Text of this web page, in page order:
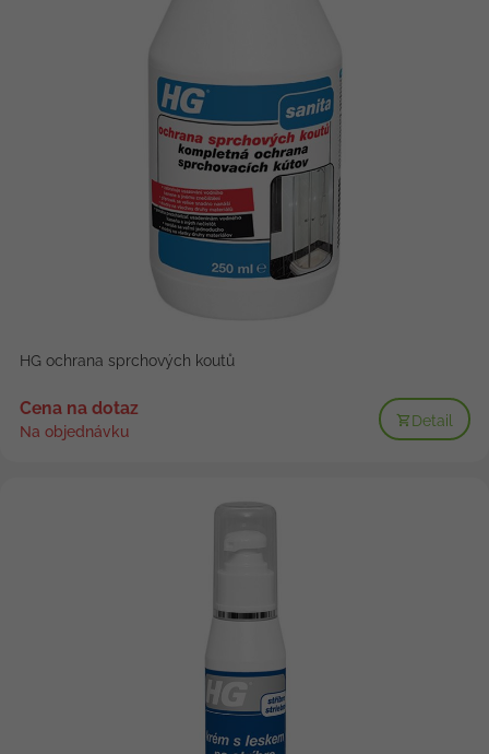
HG ochrana sprchových koutů
Cena na dotaz
Na objednávku
Detail